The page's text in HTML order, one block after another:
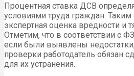
Процентная ставка ДСВ
условиями труда граждан.
экспертная оценка вредности и
Отметим, что в соответствии с
если были выявлены
проверки работодатель обязан
для их устранения.